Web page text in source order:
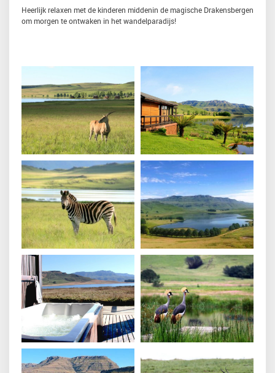
Heerlijk relaxen met de kinderen middenin de magische Drakensbergen
om morgen te ontwaken in het wandelparadijs!